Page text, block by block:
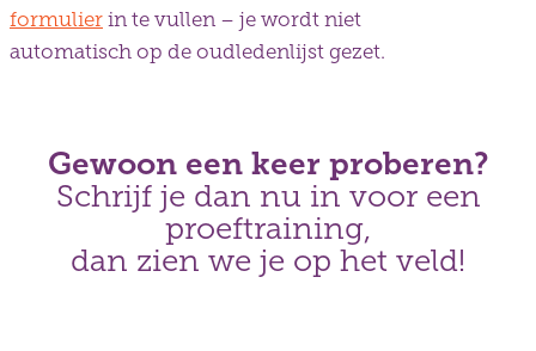
formulier in te vullen – je wordt niet
automatisch op de oudledenlijst gezet.
Gewoon een keer proberen?
Schrijf je dan nu in voor een
proeftraining,
dan zien we je op het veld!